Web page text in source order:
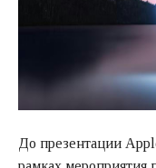
До презентации